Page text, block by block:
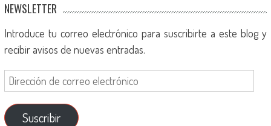
NEWSLETTER
Introduce tu correo electrónico para suscribirte a este blog y
recibir avisos de nuevas entradas.
Suscribir